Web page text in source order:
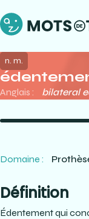
n. m.
Anglais : bilateral
Domaine :
Définition
Édentement qui